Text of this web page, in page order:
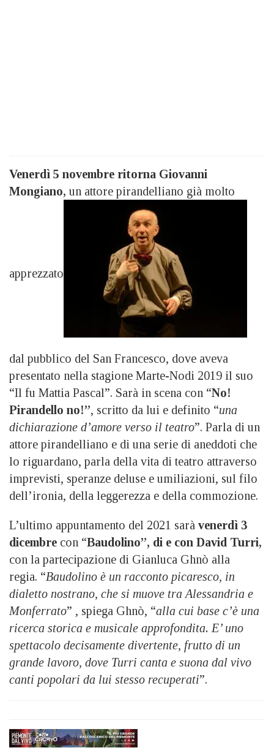
Venerdì 5 novembre ritorna Giovanni
Mongiano, un attore pirandelliano già molto
apprezzato
dal pubblico del San Francesco, dove aveva
presentato nella stagione Marte-Nodi 2019 il suo
“Il fu Mattia Pascal”. Sarà in scena con “No!
Pirandello no!”, scritto da lui e definito “una
dichiarazione d’amore verso il teatro”. Parla di un
attore pirandelliano e di una serie di aneddoti che
lo riguardano, parla della vita di teatro attraverso
imprevisti, speranze deluse e umiliazioni, sul filo
dell’ironia, della leggerezza e della commozione.
L’ultimo appuntamento del 2021 sarà venerdì 3
dicembre con “Baudolino”, di e con David Turri,
con la partecipazione di Gianluca Ghnò alla
regia. “Baudolino è un racconto picaresco, in
dialetto nostrano, che si muove tra Alessandria e
Monferrato” , spiega Ghnò, “alla cui base c’è una
ricerca storica e musicale approfondita. E’ uno
spettacolo decisamente divertente, frutto di un
grande lavoro, dove Turri canta e suona dal vivo
canti popolari da lui stesso recuperati”.